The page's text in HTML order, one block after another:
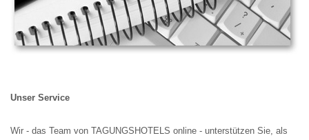
Unser Service
Wir - das Team von TAGUNGSHOTELS online - unterstützen Sie, als